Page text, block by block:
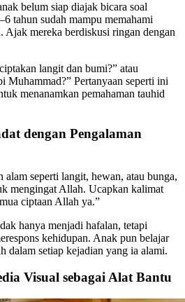
belum siap diajak bicara soal
tahun sudah mampu memahami
Ajak mereka berdiskusi ringan dengan
langit dan bumi?” atau
Muhammad?” Pertanyaan seperti ini
menanamkan pemahaman tauhid
dengan Pengalaman
alam seperti langit, hewan, atau bunga,
mengingat Allah. Ucapkan kalimat
ciptaan Allah ya.”
hanya menjadi hafalan, tetapi
kehidupan. Anak pun belajar
dalam setiap kejadian yang ia alami.
Visual sebagai Alat Bantu